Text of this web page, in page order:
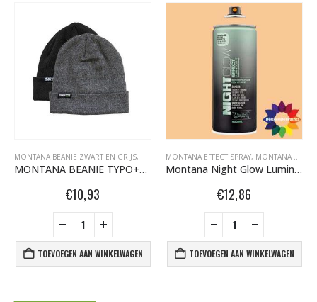
SPUITBUSSEN ,MONTANA MARBLE EFFECT SPRAY 400ML
MONTANA BEANIE ZWART EN GRIJS, MONTANA GRAFFITI SPUITBUSSEN,OVERIG
MONTANA BEANIE TYPO+LOGO BLACK 457319
€10,93
TOEVOEGEN AAN WINKELWAGEN
MONTANA EFFECT SPRAY, MONTANA GRAFFITI SPUITBUSSEN
Montana Night Glow Luminescent Orange NG2000 400ml 448492
€12,86
TOEVOEGEN AAN WINKELWAGEN